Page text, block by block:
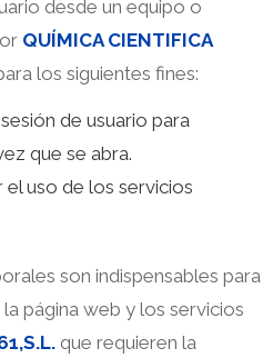
desde un equipo o
QUÍMICA CIENTIFICA
los siguientes fines:
de usuario para
que se abra.
el uso de los servicios
son indispensables para
página web y los servicios
que requieren la